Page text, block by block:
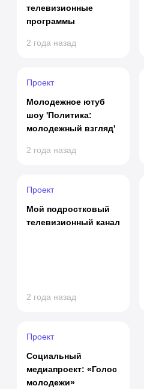
телевизионные
программы
2 года назад
Проект
Молодежное ютуб
шоу 'Политика:
молодежный взгляд'
2 года назад
Проект
Мой подростковый
телевизионный канал
2 года назад
Проект
Социальный
медиапроект: «Голос
молодежи»